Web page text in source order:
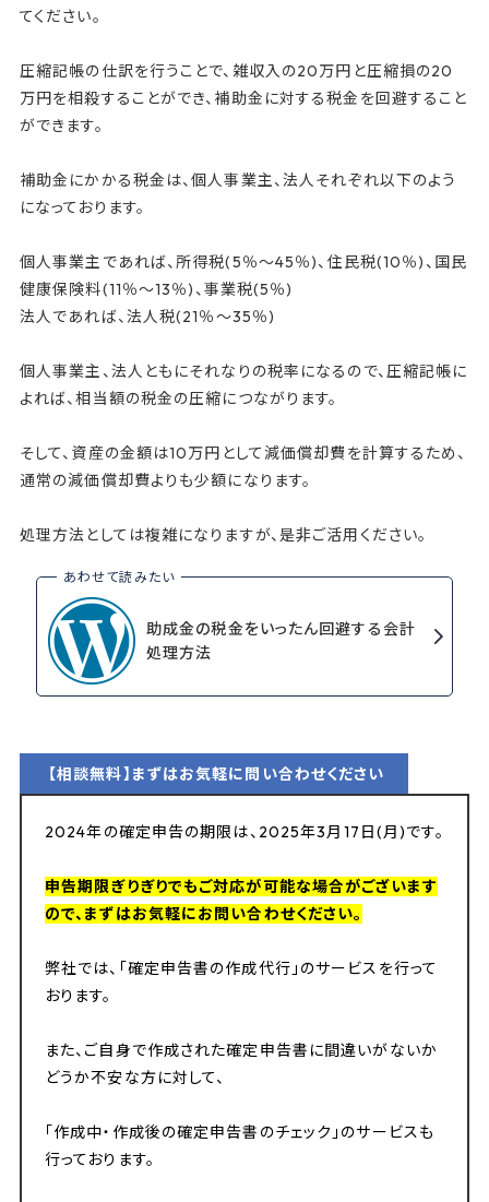
てください。
圧縮記帳の仕訳を行うことで、雑収入の20万円と圧縮損の20
万円を相殺することができ、補助金に対する税金を回避すること
ができます。
補助金にかかる税金は、個人事業主、法人それぞれ以下のよう
になっております。
個人事業主であれば、所得税(5％～45％)、住民税(10％)、国民
健康保険料(11％～13％)、事業税(5％)
法人であれば、法人税(21％～35％)
個人事業主、法人ともにそれなりの税率になるので、圧縮記帳に
よれば、相当額の税金の圧縮につながります。
そして、資産の金額は10万円として減価償却費を計算するため、
通常の減価償却費よりも少額になります。
処理方法としては複雑になりますが、是非ご活用ください。
助成金の税金をいったん回避する会計
処理方法
【相談無料】まずはお気軽に問い合わせください
2024年の確定申告の期限は、2025年3月17日(月)です。
申告期限ぎりぎりでもご対応が可能な場合がございます
ので、まずはお気軽にお問い合わせください。
弊社では、「確定申告書の作成代行」のサービスを行って
おります。
また、ご自身で作成された確定申告書に間違いがないか
どうか不安な方に対して、
「作成中・作成後の確定申告書のチェック」のサービスも
行っております。